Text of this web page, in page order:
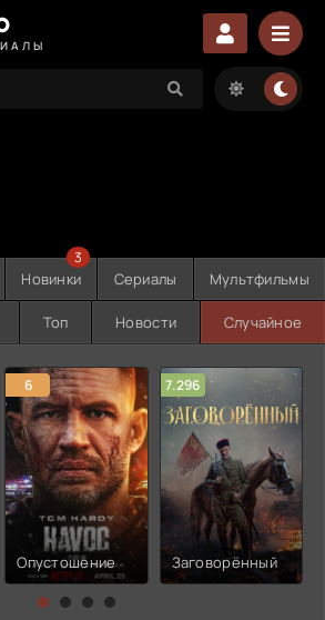
Новинки
3
Сериалы Мультфильмы
Топ Новости Случайное
6
Опустошение
7.296
Заговорённый